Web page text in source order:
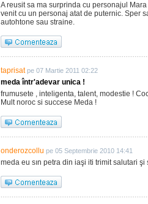
A reusit sa ma surprinda cu personajul
venit cu un personaj atat de puternic. Sper
autohtone sau straine.
taprisat pe 07 Martie 2011 02:22
meda într'adevar unica !
frumusete , inteligenta, talent, modestie !
Mult noroc si succese Meda !
onderozcollu pe 05 Septembrie 2010 14:41
meda eu sın petra din iaşi iti trimit salutari